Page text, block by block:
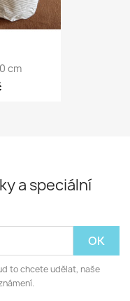
cm
a speciální
to chcete udělat, naše